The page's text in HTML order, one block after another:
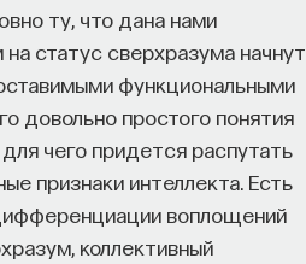
ту, что дана нами
статус сверхразума начнут
функциональными
довольно простого понятия
чего придется распутать
признаки интеллекта. Есть
воплощений
коллективный